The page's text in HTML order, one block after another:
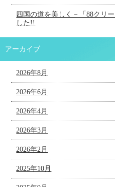
四国の道を美しく－「88クリ
した!!
アーカイブ
2026年8月
2026年6月
2026年4月
2026年3月
2026年2月
2025年10月